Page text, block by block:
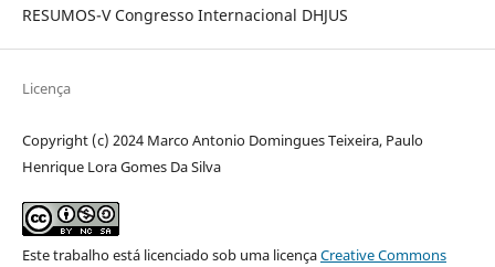
RESUMOS-V Congresso Internacional DHJUS
Licença
Copyright (c) 2024 Marco Antonio Domingues Teixeira, Paulo
Henrique Lora Gomes Da Silva
Este trabalho está licenciado sob uma licençaCreative Commons